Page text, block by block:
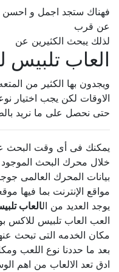
فهناك ستجد اجمل و احسن ما
عن قرب
لذلك يبحث الكثيرين عن
العاب
ويجدون بها الكثير من
الاوقات لكن يجب اختيار
حتى نحصل على ما نريد
يمكنك فى أى وقت البحث
خلال محرك البحث الموجود
بيانات المحرك العالمى
مواقع الإنترنت بما فيها موقعنا
يوجد العديد من ال العاب
العب العاب تلبيس للاكس
مكان الخدمه التى تبحث عنها
بعد ما حددنا نوع اللعب
ادق تعد الالعاب من اهم